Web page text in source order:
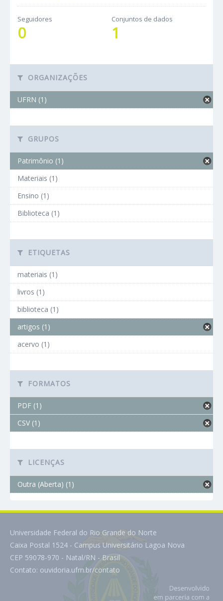
Seguidores
0
Conjuntos de dados
1
ORGANIZAÇÕES
UFRN (1)
GRUPOS
Patrimônio (1)
Materiais (1)
Ensino (1)
Biblioteca (1)
ETIQUETAS
materiais (1)
livros (1)
biblioteca (1)
artigos (1)
acervo (1)
FORMATOS
PDF (1)
CSV (1)
LICENÇAS
Outra (Aberta) (1)
Universidade Federal do Rio Grande do Norte
Caixa Postal 1524 - Campus Universitário Lagoa Nova
CEP 59078-970 - Natal/RN - Brasil
Contato: ouvidoria.ufrn.br/contato